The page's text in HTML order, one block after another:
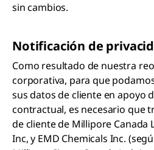
sin cambios.
Notificación de
Como resultado de nuestra
corporativa, para que
sus datos de cliente en apoyo
contractual, es necesario que
de cliente de Millipore Canada
Inc, y EMD Chemicals Inc.